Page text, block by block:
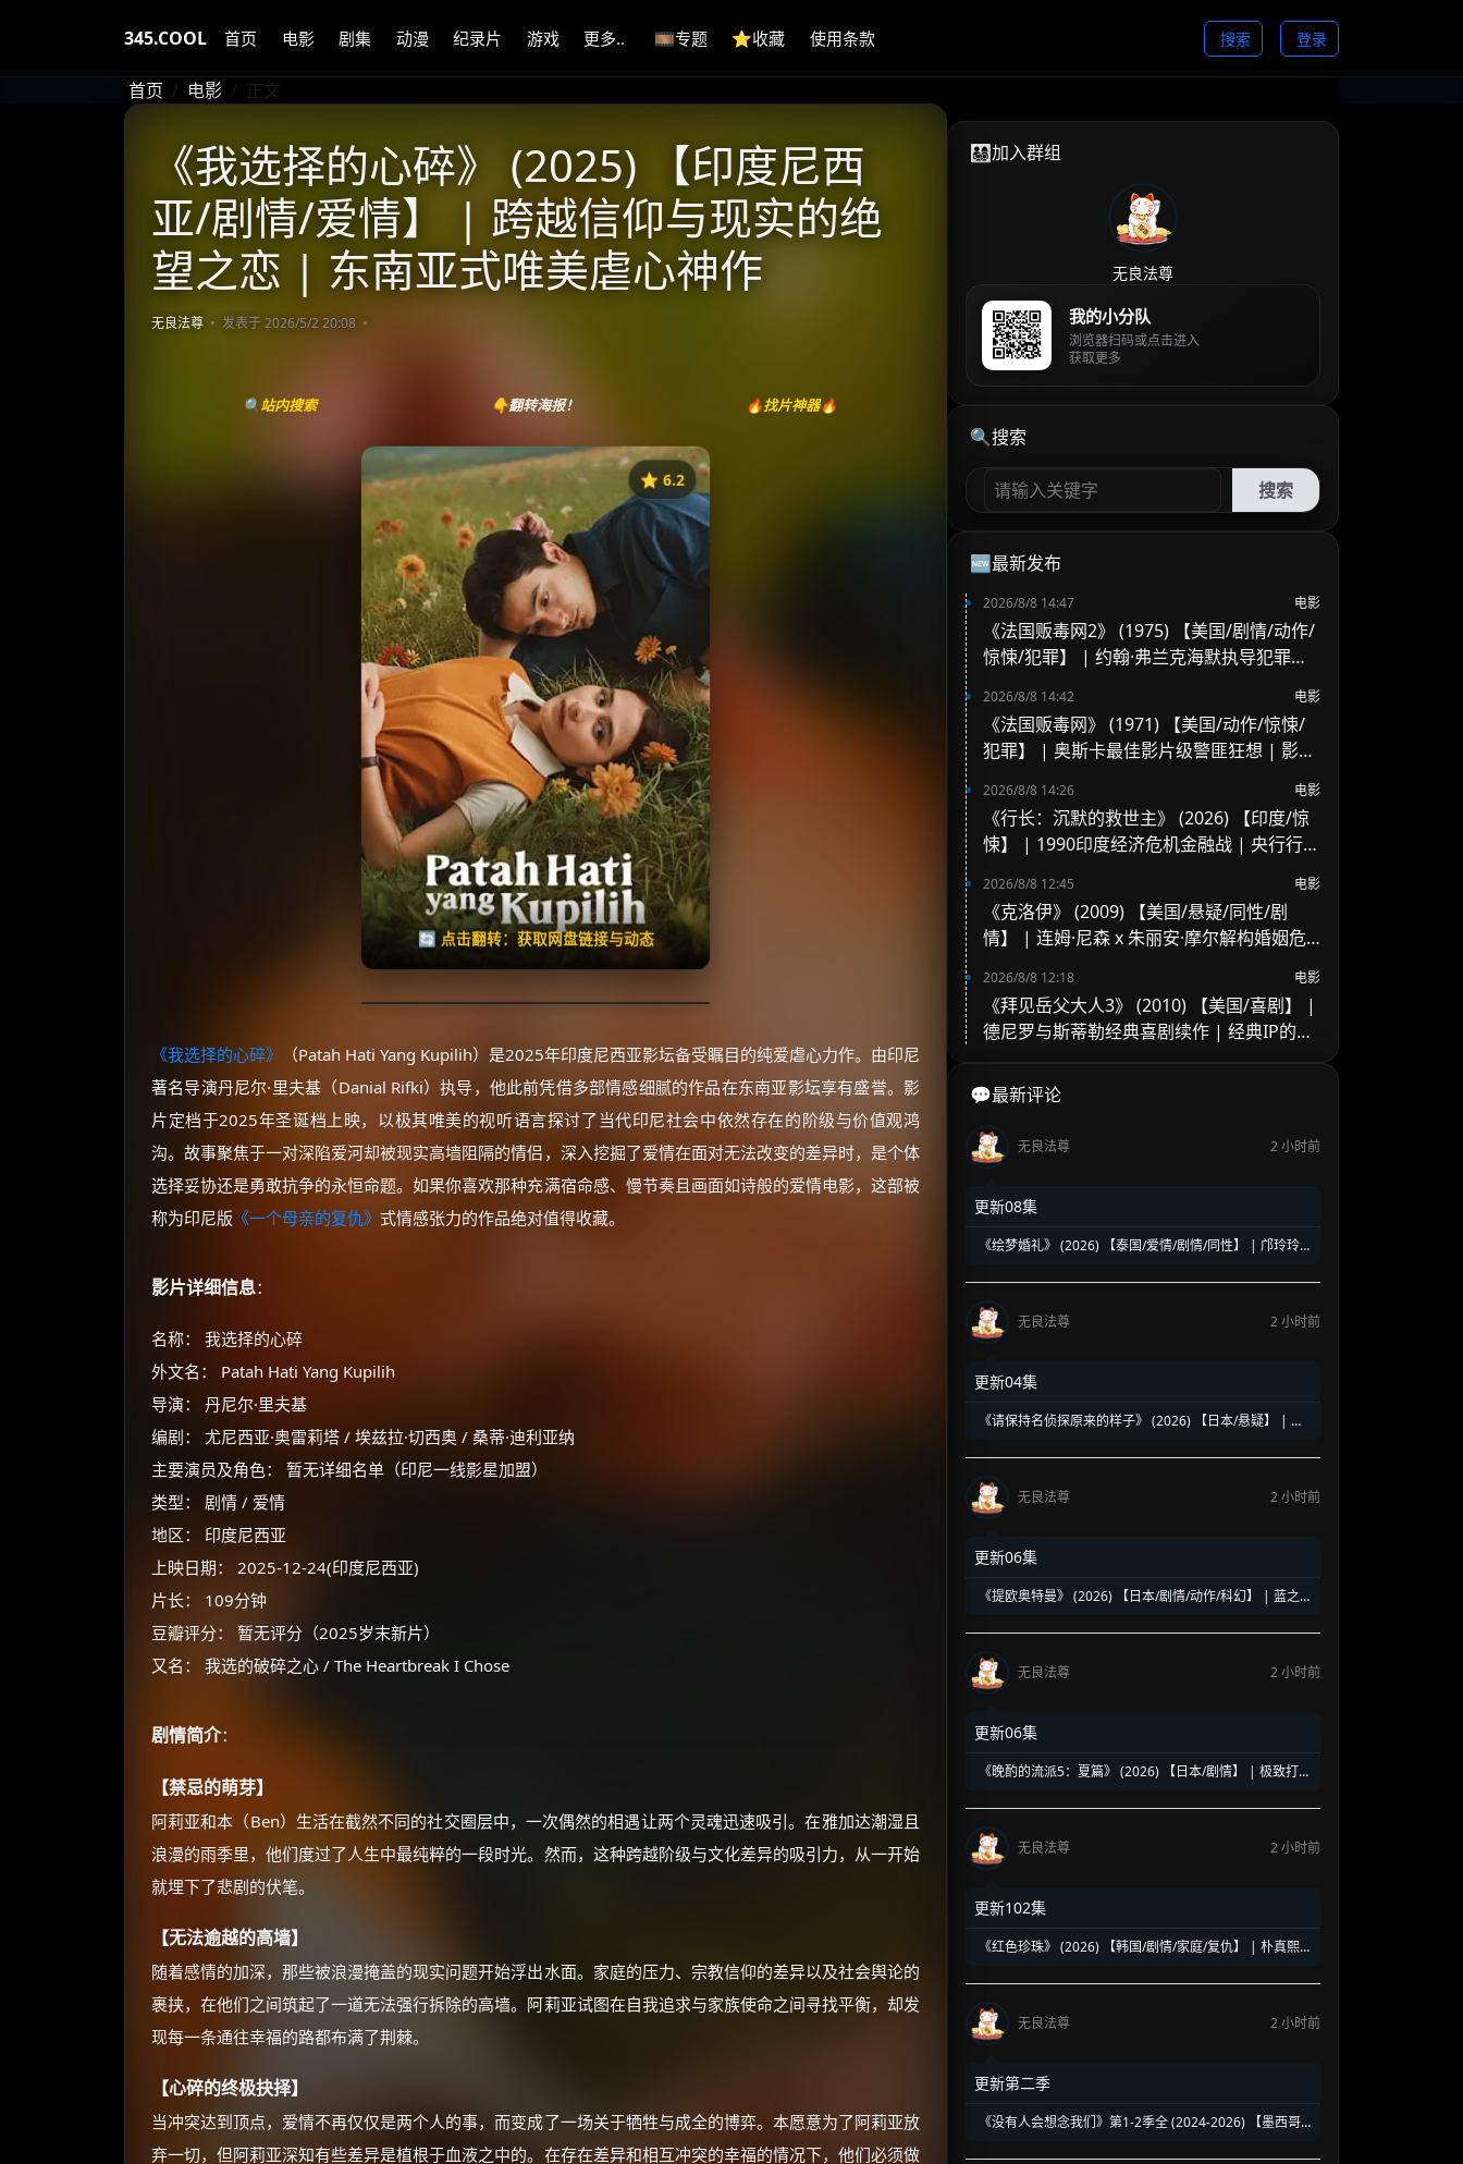
345.COOL 首页 电影 剧集 动漫 纪录片 游戏 更多.. 🎞️专题 ⭐️收藏 使用条款 搜索 登录
首页 电影 正文
《我选择的心碎》 (2025) 【印度尼西
亚/剧情/爱情】 | 跨越信仰与现实的绝
望之恋 | 东南亚式唯美虐心神作
无良法尊 发表于 2026/5/2 20:08
🔍站内搜索 👇翻转海报！ 🔥找片神器🔥
⭐️ 6.2
🔄 点击翻转：获取网盘链接与动态
收藏
⭐️ 评分：6.2 | 🎬 2025年
夸克网盘
百度网盘
失效请反馈
🧧️
天天领红包
《我选择的心碎》
（Patah Hati Yang Kupilih）是2025年印度尼西亚影坛备受瞩目的纯爱虐心力作。由印尼
著名导演丹尼尔·里夫基（Danial Rifki）执导，他此前凭借多部情感细腻的作品在东南亚影坛享有盛誉。影
片定档于2025年圣诞档上映，以极其唯美的视听语言探讨了当代印尼社会中依然存在的阶级与价值观鸿
沟。故事聚焦于一对深陷爱河却被现实高墙阻隔的情侣，深入挖掘了爱情在面对无法改变的差异时，是个体
选择妥协还是勇敢抗争的永恒命题。如果你喜欢那种充满宿命感、慢节奏且画面如诗般的爱情电影，这部被
称为印尼版 《一个母亲的复仇》 式情感张力的作品绝对值得收藏。
影片详细信息：
名称： 我选择的心碎
外文名： Patah Hati Yang Kupilih
导演： 丹尼尔·里夫基
编剧： 尤尼西亚·奥雷莉塔 / 埃兹拉·切西奥 / 桑蒂·迪利亚纳
主要演员及角色： 暂无详细名单（印尼一线影星加盟）
类型： 剧情 / 爱情
地区： 印度尼西亚
上映日期： 2025-12-24(印度尼西亚)
片长： 109分钟
豆瓣评分： 暂无评分（2025岁末新片）
又名： 我选的破碎之心 / The Heartbreak I Chose
剧情简介：
【禁忌的萌芽】
阿莉亚和本（Ben）生活在截然不同的社交圈层中，一次偶然的相遇让两个灵魂迅速吸引。在雅加达潮湿且
浪漫的雨季里，他们度过了人生中最纯粹的一段时光。然而，这种跨越阶级与文化差异的吸引力，从一开始
就埋下了悲剧的伏笔。
【无法逾越的高墙】
随着感情的加深，那些被浪漫掩盖的现实问题开始浮出水面。家庭的压力、宗教信仰的差异以及社会舆论的
裹挟，在他们之间筑起了一道无法强行拆除的高墙。阿莉亚试图在自我追求与家族使命之间寻找平衡，却发
现每一条通往幸福的路都布满了荆棘。
【心碎的终极抉择】
当冲突达到顶点，爱情不再仅仅是两个人的事，而变成了一场关于牺牲与成全的博弈。本愿意为了阿莉亚放
弃一切，但阿莉亚深知有些差异是植根于血液之中的。在存在差异和相互冲突的幸福的情况下，他们必须做
👨‍👩‍👧‍👦加入群组
无良法尊
我的小分队
浏览器扫码或点击进入
获取更多
🔍搜索
搜索
🆕最新发布
2026/8/8 14:47 电影
《法国贩毒网2》 (1975) 【美国/剧情/动作/
惊悚/犯罪】 | 约翰·弗兰克海默执导犯罪续
2026/8/8 14:42 电影
《法国贩毒网》 (1971) 【美国/动作/惊悚/
犯罪】 | 奥斯卡最佳影片级警匪狂想 | 影史
2026/8/8 14:26 电影
《行长：沉默的救世主》 (2026) 【印度/惊
悚】 | 1990印度经济危机金融战 | 央行行长
2026/8/8 12:45 电影
《克洛伊》 (2009) 【美国/悬疑/同性/剧
情】 | 连姆·尼森 x 朱丽安·摩尔解构婚姻危
2026/8/8 12:18 电影
《拜见岳父大人3》 (2010) 【美国/喜剧】 |
德尼罗与斯蒂勒经典喜剧续作 | 经典IP的温
💬最新评论
无良法尊 2 小时前
更新08集
《绘梦婚礼》 (2026) 【泰国/爱情/剧情/同性】 | 邝玲玲
无良法尊 2 小时前
更新04集
《请保持名侦探原来的样子》 (2026) 【日本/悬疑】 | 幻
无良法尊 2 小时前
更新06集
《提欧奥特曼》 (2026) 【日本/剧情/动作/科幻】 | 蓝之
无良法尊 2 小时前
更新06集
《晚酌的流派5：夏篇》 (2026) 【日本/剧情】 | 极致打工
无良法尊 2 小时前
更新102集
《红色珍珠》 (2026) 【韩国/剧情/家庭/复仇】 | 朴真熙
无良法尊 2 小时前
更新第二季
《没有人会想念我们》第1-2季全 (2024-2026) 【墨西哥/
🧧 福利领取站 ×